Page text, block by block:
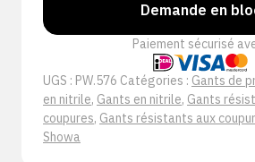
Demande en
Paiement sécurisé
UGS : PW.576 Catégories : Gants de
en nitrile, Gants en nitrile, Gants
coupures, Gants résistants aux
Showa